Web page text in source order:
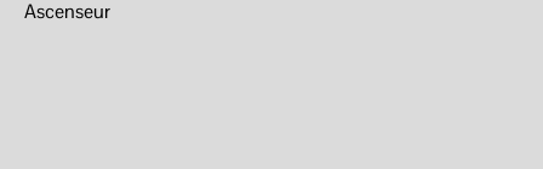
Ascenseur